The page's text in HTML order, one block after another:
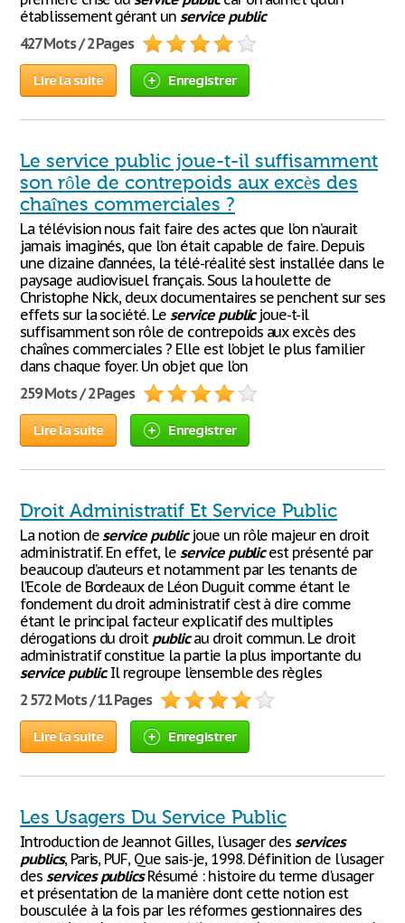
établissement gérant unservice public
427 Mots / 2 Pages
Lire la suite Enregistrer
Le service public joue-t-il suffisamment
son rôle de contrepoids aux excès des
chaînes commerciales ?
La télévision nous fait faire des actes que l’on n’aurait
jamais imaginés, que l’on était capable de faire. Depuis
une dizaine d’années, la télé-réalité s’est installée dans le
paysage audiovisuel français. Sous la houlette de
Christophe Nick, deux documentaires se penchent sur ses
effets sur la société. Le service publicjoue-t-il
suffisamment son rôle de contrepoids aux excès des
chaînes commerciales ? Elle est l’objet le plus familier
dans chaque foyer. Un objet que l’on
259 Mots / 2 Pages
Lire la suite Enregistrer
Droit Administratif Et Service Public
La notion deservice publicjoue un rôle majeur en droit
administratif. En effet, le service publicest présenté par
beaucoup d’auteurs et notamment par les tenants de
l’Ecole de Bordeaux de Léon Duguit comme étant le
fondement du droit administratif c’est à dire comme
étant le principal facteur explicatif des multiples
dérogations du droit publicau droit commun. Le droit
administratif constitue la partie la plus importante du
service public. Il regroupe l’ensemble des règles
2 572 Mots / 11 Pages
Lire la suite Enregistrer
Les Usagers Du Service Public
Introduction de Jeannot Gilles, l'usager desservices
publics, Paris, PUF, Que sais-je, 1998. Définition de l'usager
des services publicsRésumé : histoire du terme d'usager
et présentation de la manière dont cette notion est
bousculée à la fois par les réformes gestionnaires des